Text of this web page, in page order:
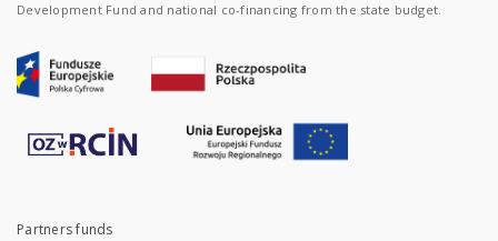
Development Fund and national co-financing from the state budget.
Partners funds